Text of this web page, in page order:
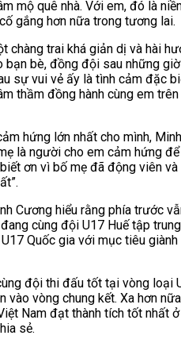
mộ quê nhà. Với em, đó là
gắng hơn nữa trong tương lai.
chàng trai khá giản dị và hài
bạn bè, đồng đội sau những
sự vui vẻ ấy là tình cảm đặc
thầm đồng hành cùng em trên
hứng lớn nhất cho mình, Minh
là người cho em cảm hứng
ơn vì bố mẹ đã động viên và
Cương hiểu rằng phía trước
cùng đội U17 Huế tập
Quốc gia với mục tiêu giành
đội thi đấu tốt tại vòng loại
vào vòng chung kết. Xa hơn
Nam đạt thành tích tốt nhất
sẻ.